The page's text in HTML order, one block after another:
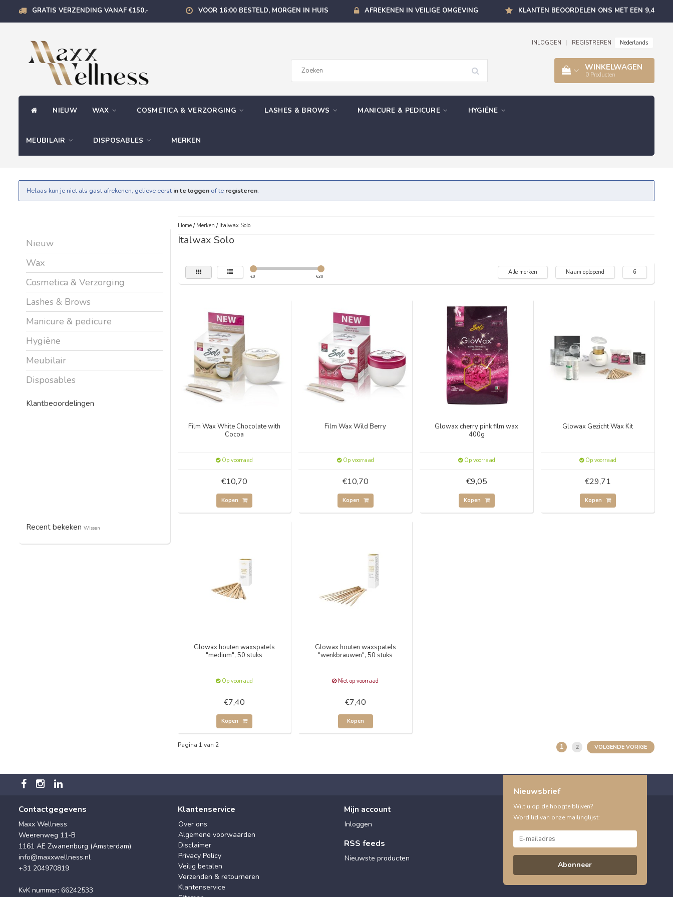
GRATIS VERZENDING VANAF €150,- VOOR 16:00 BESTELD, MORGEN IN HUIS AFREKENEN IN VEILIGE OMGEVING KLANTEN BEOORDELEN ONS MET EEN 9,4
INLOGGEN REGISTREREN Nederlands
WINKELWAGEN
0 Producten
NIEUW WAX COSMETICA & VERZORGING LASHES & BROWS MANICURE & PEDICURE HYGIËNE
MEUBILAIR DISPOSABLES MERKEN
Helaas kun je niet als gast afrekenen, gelieve eerst in te loggen of te registeren.
Nieuw
Wax
Cosmetica & Verzorging
Lashes & Brows
Manicure & pedicure
Hygiëne
Meubilair
Disposables
Klantbeoordelingen
Recent bekeken Wissen
Home/ Merken / Italwax Solo
Italwax Solo
€0 €30
Alle merken Naam oplopend 6
Film Wax White Chocolate with
Cocoa
Op voorraad
€10,70
Kopen
Film Wax Wild Berry
Op voorraad
€10,70
Kopen
Glowax cherry pink film wax
400g
Op voorraad
€9,05
Kopen
Glowax Gezicht Wax Kit
Op voorraad
€29,71
Kopen
Glowax houten waxspatels
"medium", 50 stuks
Op voorraad
€7,40
Kopen
Glowax houten waxspatels
"wenkbrauwen", 50 stuks
Niet op voorraad
€7,40
Kopen
Pagina 1 van 2 1 2 VOLGENDE VORIGE
Contactgegevens
Maxx Wellness
Weerenweg 11-B
1161 AE Zwanenburg (Amsterdam)
info@maxxwellness.nl
+31 204970819
KvK nummer: 66242533
Klantenservice
Over ons
Algemene voorwaarden
Disclaimer
Privacy Policy
Veilig betalen
Verzenden & retourneren
Klantenservice
Mijn account
Inloggen
RSS feeds
Nieuwste producten
Nieuwsbrief
Wilt u op de hoogte blijven?
Word lid van onze mailinglijst:
Abonneer